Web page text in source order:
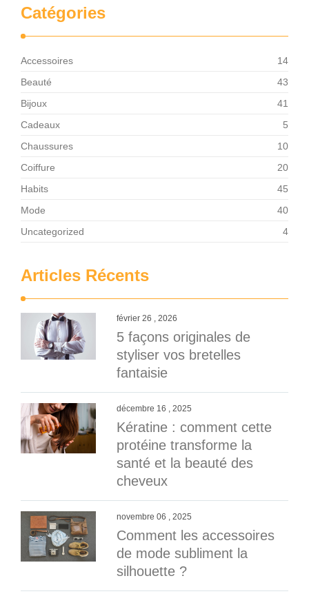
Catégories
Accessoires
14
Beauté
43
Bijoux
41
Cadeaux
5
Chaussures
10
Coiffure
20
Habits
45
Mode
40
Uncategorized
4
Articles Récents
février 26 , 2026
5 façons originales de
styliser vos bretelles
fantaisie
décembre 16 , 2025
Kératine : comment cette
protéine transforme la
santé et la beauté des
cheveux
novembre 06 , 2025
Comment les accessoires
de mode subliment la
silhouette ?